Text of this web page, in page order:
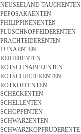
NEUSEELAND TAUCHENTEN
PEPOSAKAENTEN
PHILIPPINENENTEN
PLÜSCHKOPFEIDERENTEN
PRACHTEIDERENTEN
PUNAENTEN
REIHERENTEN
ROTSCHNABELENTEN
ROTSCHULTERENTEN
ROTKOPFENTEN
SCHECKENTEN
SCHELLENTEN
SCHOPFENTEN
SCHWARZENTEN
SCHWARZKOPFRUDERENTE